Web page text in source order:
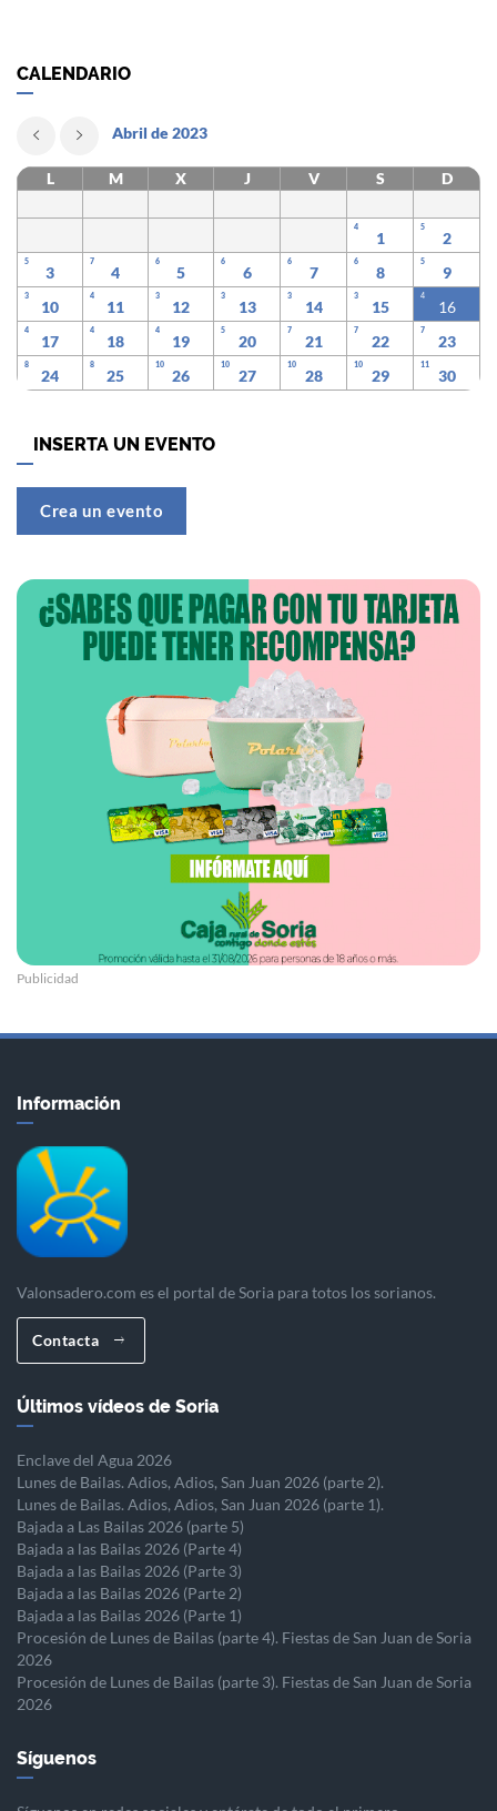
CALENDARIO
Abril de 2023
L M X J V S D
4
1
5
2
5
3
7
4
6
5
6
6
6
7
6
8
5
9
3
10
4
11
3
12
3
13
3
14
3
15
4
16
4
17
4
18
4
19
5
20
7
21
7
22
7
23
8
24
8
25
10
26
10
27
10
28
10
29
11
30
INSERTA UN EVENTO
Crea un evento
Publicidad
Información
Valonsadero.com es el portal de Soria para totos los sorianos.
Contacta
Últimos vídeos de Soria
Enclave del Agua 2026
Lunes de Bailas. Adios, Adios, San Juan 2026 (parte 2).
Lunes de Bailas. Adios, Adios, San Juan 2026 (parte 1).
Bajada a Las Bailas 2026 (parte 5)
Bajada a las Bailas 2026 (Parte 4)
Bajada a las Bailas 2026 (Parte 3)
Bajada a las Bailas 2026 (Parte 2)
Bajada a las Bailas 2026 (Parte 1)
Procesión de Lunes de Bailas (parte 4). Fiestas de San Juan de Soria
2026
Procesión de Lunes de Bailas (parte 3). Fiestas de San Juan de Soria
2026
Síguenos